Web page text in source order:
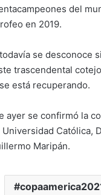
del
en 2019.
se desconoce
trascendental
está recuperando.
ayer se confirmó la
Católica,
Maripán.